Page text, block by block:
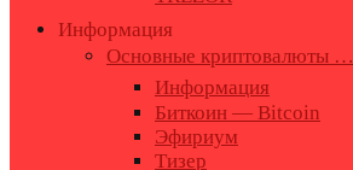
Информация
Основные криптовалюты …
Информация
Биткоин — Bitcoin
Эфириум
Тизер